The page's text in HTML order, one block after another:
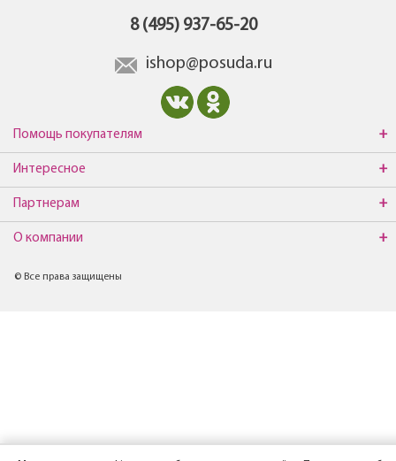
8 (495) 937-65-20
ishop@posuda.ru
Помощь покупателям
Интересное
Партнерам
О компании
© Все права защищены